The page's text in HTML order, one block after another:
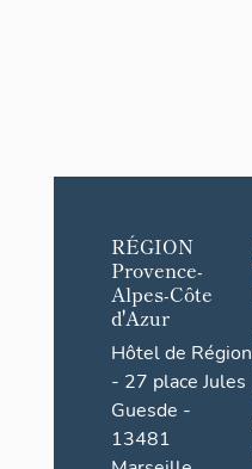
RÉGION
Provence-
Alpes-Côte
d'Azur
Hôtel de Région
- 27 place Jules
Guesde -
13481